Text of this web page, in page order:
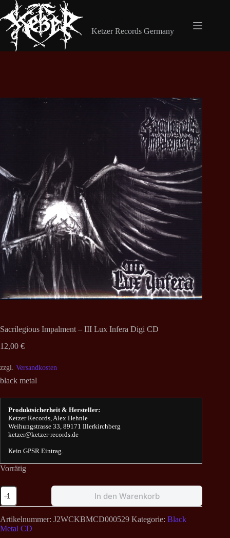
Inhalt
springen
Ketzer Records Germany
Sacrilegious Impalment – III Lux Infera Digi CD
12,00 €
zzgl. Versandkosten
black metal
Produktsicherheit & Hersteller:
Ketzer Records, Alex Hehnle
Weihungstrasse 33, 89171 Illerkirchberg
ketzer@ketzer-records.de
Kein GPSR Eintrag.
Vorrätig
Sacrilegious
Impalment
-
III
Lux
Infera
In den Warenkorb
Artikelnummer: J2WCKBMCD000529 Kategorie: Black
Metal CD